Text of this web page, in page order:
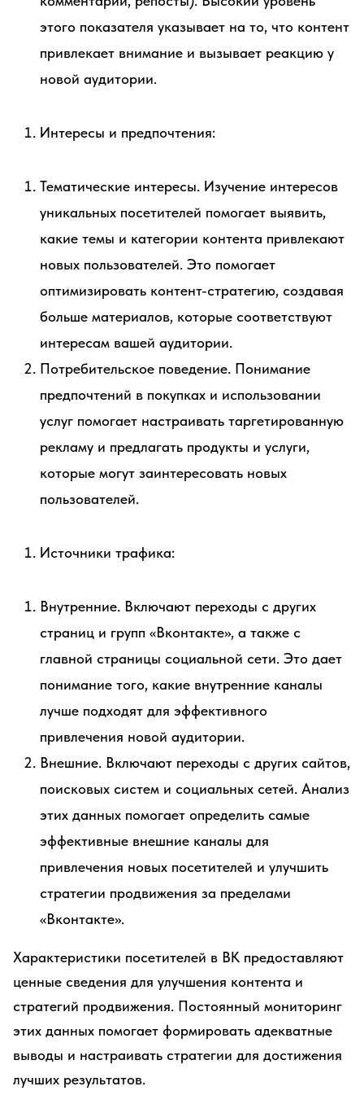
этого показателя указывает на то, что контент
привлекает внимание и вызывает реакцию у
новой аудитории.
Интересы и предпочтения:
Тематические интересы. Изучение интересов
уникальных посетителей помогает выявить,
какие темы и категории контента привлекают
новых пользователей. Это помогает
оптимизировать контент-стратегию, создавая
больше материалов, которые соответствуют
интересам вашей аудитории.
Потребительское поведение. Понимание
предпочтений в покупках и использовании
услуг помогает настраивать таргетированную
рекламу и предлагать продукты и услуги,
которые могут заинтересовать новых
пользователей.
Источники трафика:
Внутренние. Включают переходы с других
страниц и групп «Вконтакте», а также с
главной страницы социальной сети. Это дает
понимание того, какие внутренние каналы
лучше подходят для эффективного
привлечения новой аудитории.
Внешние. Включают переходы с других сайтов,
поисковых систем и социальных сетей. Анализ
этих данных помогает определить самые
эффективные внешние каналы для
привлечения новых посетителей и улучшить
стратегии продвижения за пределами
«Вконтакте».
Характеристики посетителей в ВК предоставляют
ценные сведения для улучшения контента и
стратегий продвижения. Постоянный мониторинг
этих данных помогает формировать адекватные
выводы и настраивать стратегии для достижения
лучших результатов.